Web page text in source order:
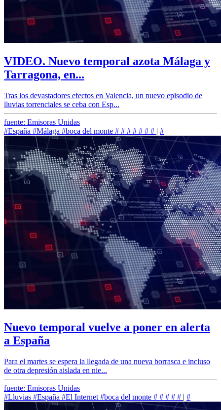
VIDEO. Nuevo temporal azota Málaga y
Tarragona, en...
Tras los devastadores efectos en Valencia, un nuevo episodio de
lluvias torrenciales se ceba con Esp...
fuente: Emisoras Unidas
#España #Málaga #boca del monte # # # # # # # | #
Nuevo temporal vuelve a poner en alerta
a España
Para el martes se espera la llegada de una nueva borrasca e incluso
de otra depresión aislada en nie...
fuente: Emisoras Unidas
#Lluvias #España #El Internet #boca del monte # # # # # | #